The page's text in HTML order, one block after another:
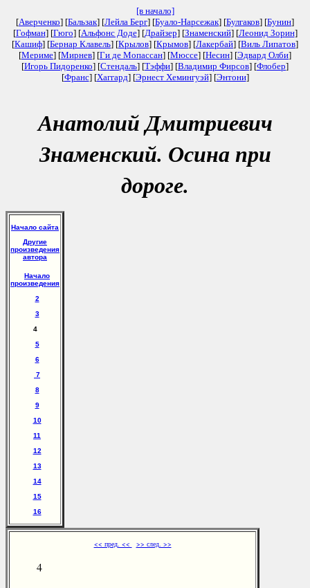
[в начало]
[Аверченко] [Бальзак] [Лейла Берг] [Буало-Нарсежак] [Булгаков] [Бунин]
[Гофман] [Гюго] [Альфонс Доде] [Драйзер] [Знаменский] [Леонид Зорин]
[Кашиф] [Бернар Клавель] [Крылов] [Крымов] [Лакербай] [Виль Липатов]
[Мериме] [Мирнев] [Ги де Мопассан] [Мюссе] [Несин] [Эдвард Олби]
[Игорь Пидоренко] [Стендаль] [Тэффи] [Владимир Фирсов] [Флобер]
[Франс] [Хаггард] [Эрнест Хемингуэй] [Энтони]
Анатолий Дмитриевич
Знаменский. Осина при
дороге.
Начало сайта
Другие
произведения
автора
Начало
произведения
2
3
4
5
6
7
8
9
10
11
12
13
14
15
16
<< пред. << >> след. >>
4